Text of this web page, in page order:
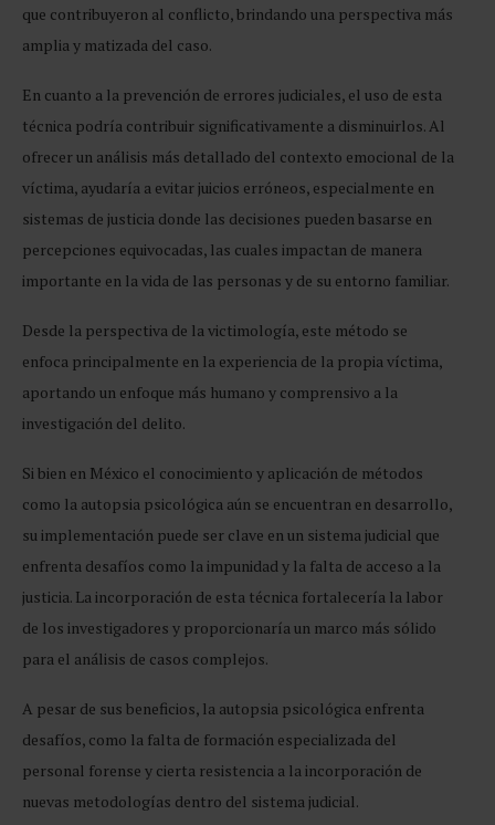
que contribuyeron al conflicto, brindando una perspectiva más
amplia y matizada del caso.
En cuanto a la prevención de errores judiciales, el uso de esta
técnica podría contribuir significativamente a disminuirlos. Al
ofrecer un análisis más detallado del contexto emocional de la
víctima, ayudaría a evitar juicios erróneos, especialmente en
sistemas de justicia donde las decisiones pueden basarse en
percepciones equivocadas, las cuales impactan de manera
importante en la vida de las personas y de su entorno familiar.
Desde la perspectiva de la victimología, este método se
enfoca principalmente en la experiencia de la propia víctima,
aportando un enfoque más humano y comprensivo a la
investigación del delito.
Si bien en México el conocimiento y aplicación de métodos
como la autopsia psicológica aún se encuentran en desarrollo,
su implementación puede ser clave en un sistema judicial que
enfrenta desafíos como la impunidad y la falta de acceso a la
justicia. La incorporación de esta técnica fortalecería la labor
de los investigadores y proporcionaría un marco más sólido
para el análisis de casos complejos.
A pesar de sus beneficios, la autopsia psicológica enfrenta
desafíos, como la falta de formación especializada del
personal forense y cierta resistencia a la incorporación de
nuevas metodologías dentro del sistema judicial.